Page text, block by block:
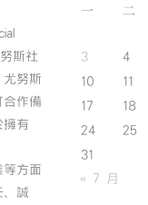
斯社
努斯
合作備
擁有
方面
、誠
一 二
3
4
10
11
17
18
24
25
31
« 7 月